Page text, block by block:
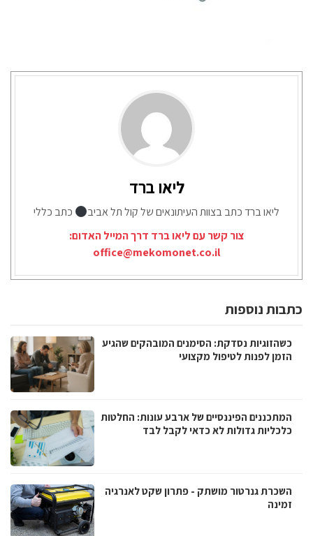
ליאו ברד
ליאו ברד כתב בצוות העיתונאים של קול תל אביב
כתב כללי
צור קשר עם ליאו ברד דרך המייל האדום:
office@mekomonet.co.il
נוספות
כשהזוגיות נסדקת: הסימנים המובהקים שהגיע
הזמן לפנות לטיפול מקצועי
המתכננים הפיננסיים של ארבע עונות: החלטות
כלכליות גדולות לא כדאי לקבל לבד
השכרת גנרטור מושתק - פתרון שקט לאנרגיה
זמינה